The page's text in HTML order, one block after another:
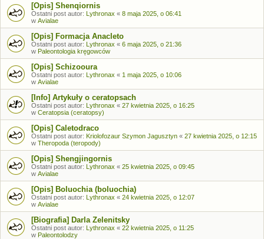
[Opis] Shenqiornis
Ostatni post autor: Lythronax « 8 maja 2025, o 06:41
w Avialae
[Opis] Formacja Anacleto
Ostatni post autor: Lythronax « 6 maja 2025, o 21:36
w Paleontologia kręgowców
[Opis] Schizooura
Ostatni post autor: Lythronax « 1 maja 2025, o 10:06
w Avialae
[Info] Artykuły o ceratopsach
Ostatni post autor: Lythronax « 27 kwietnia 2025, o 16:25
w Ceratopsia (ceratopsy)
[Opis] Caletodraco
Ostatni post autor: Kriolofozaur Szymon Jagusztyn « 27 kwietnia 2025, o 12:15
w Theropoda (teropody)
[Opis] Shengjingornis
Ostatni post autor: Lythronax « 25 kwietnia 2025, o 09:45
w Avialae
[Opis] Boluochia (boluochia)
Ostatni post autor: Lythronax « 24 kwietnia 2025, o 12:07
w Avialae
[Biografia] Darla Zelenitsky
Ostatni post autor: Lythronax « 22 kwietnia 2025, o 11:25
w Paleontolodzy